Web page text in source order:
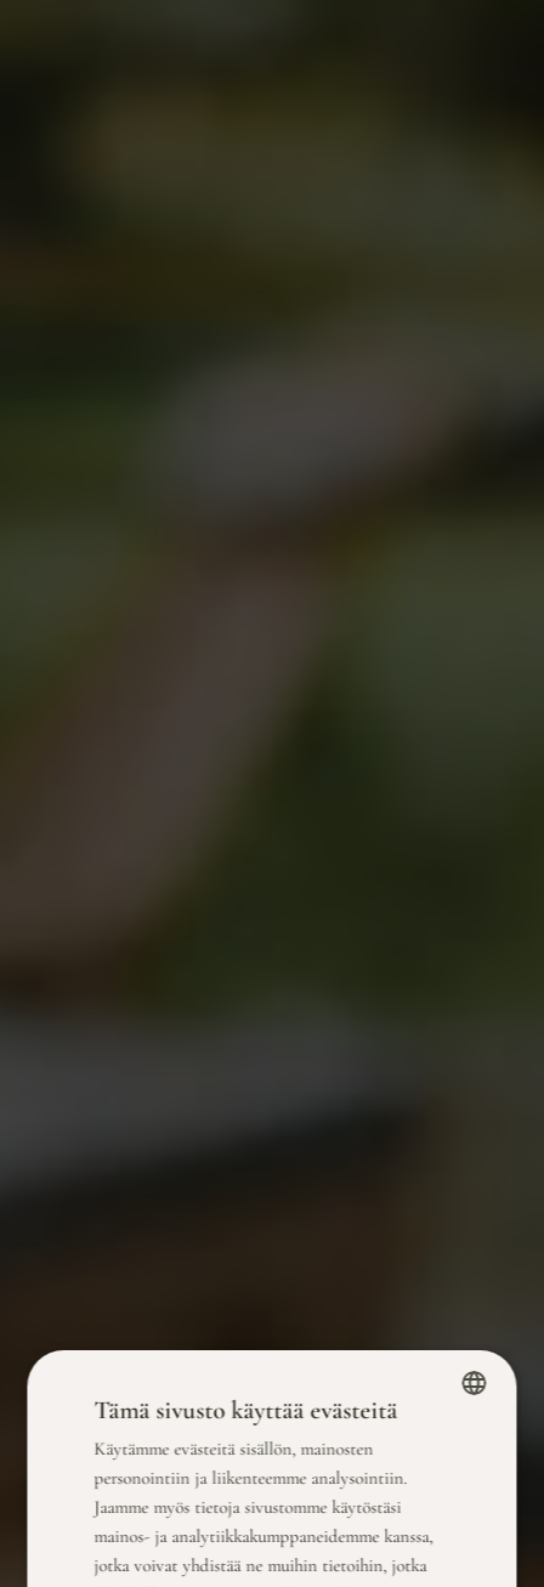
Tämä sivusto käyttää evästeitä
Käytämme evästeitä sisällön, mainosten
personointiin ja liikenteemme analysointiin.
Jaamme myös tietoja sivustomme käytöstäsi
mainos- ja analytiikkakumppaneidemme kanssa,
jotka voivat yhdistää ne muihin tietoihin, jotka